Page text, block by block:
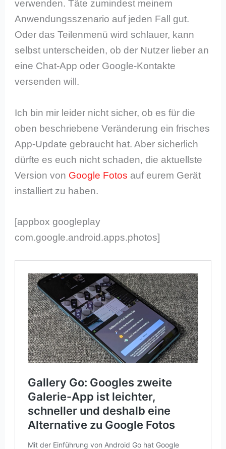
verwenden. Täte zumindest meinem
Anwendungsszenario auf jeden Fall gut.
Oder das Teilenmenü wird schlauer, kann
selbst unterscheiden, ob der Nutzer lieber an
eine Chat-App oder Google-Kontakte
versenden will.
Ich bin mir leider nicht sicher, ob es für die
oben beschriebene Veränderung ein frisches
App-Update gebraucht hat. Aber sicherlich
dürfte es euch nicht schaden, die aktuellste
Version von Google Fotos auf eurem Gerät
installiert zu haben.
[appbox googleplay
com.google.android.apps.photos]